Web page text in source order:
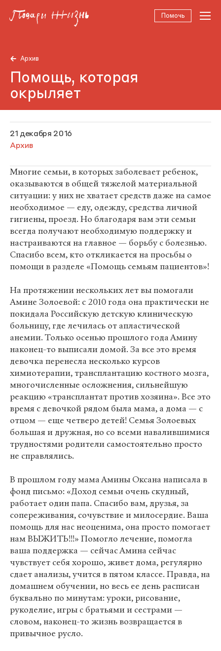
Помочь
Архив
Помощь, которая
окрыляет
21 декабря 2016
Архив
Многие семьи, в которых заболевает ребенок,
оказываются в общей тяжелой материальной
ситуации: у них не хватает средств даже на самое
необходимое — еду, одежду, средства личной
гигиены, проезд. Но благодаря вам эти семьи
всегда получают необходимую поддержку и
настраиваются на главное — борьбу с болезнью.
Спасибо всем, кто откликается на просьбы о
помощи в разделе «Помощь семьям пациентов»!
На протяжении нескольких лет вы помогали
Амине Золоевой: с 2010 года она практически не
покидала Российскую детскую клиническую
больницу, где лечилась от апластической
анемии. Только осенью прошлого года Амину
наконец-то выписали домой. За все это время
девочка перенесла несколько курсов
химиотерапии, трансплантацию костного мозга,
многочисленные осложнения, сильнейшую
реакцию «трансплантат против хозяина». Все это
время с девочкой рядом была мама, а дома — с
отцом — еще четверо детей! Семья Золоевых
большая и дружная, но со всеми навалившимися
трудностями родители самостоятельно просто
не справлялись.
В прошлом году мама Амины Оксана написала в
фонд письмо: «Доход семьи очень скудный,
работает один папа. Спасибо вам, друзья, за
сопереживания, сочувствие и милосердие. Ваша
помощь для нас неоценима, она просто помогает
нам ВЫЖИТЬ!!!» Помогло лечение, помогла
ваша поддержка — сейчас Амина сейчас
чувствует себя хорошо, живет дома, регулярно
сдает анализы, учится в пятом классе. Правда, на
домашнем обучении, но весь ее день расписан
буквально по минутам: уроки, рисование,
рукоделие, игры с братьями и сестрами —
словом, наконец-то жизнь возвращается в
привычное русло.